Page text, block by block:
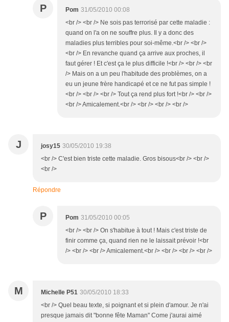
P Pom 31/05/2010 00:08
<br /> <br /> Ne sois pas terrorisé par cette maladie :
quand on l'a on ne souffre plus. Il y a donc des
maladies plus terribles pour soi-même.<br /> <br />
<br /> En revanche quand ça arrive aux proches, il
faut gérer ! Et c'est ça le plus difficile !<br /> <br /> <br
/> Mais on a un peu l'habitude des problèmes, on a
eu un jeune frère handicapé et ce ne fut pas simple !
<br /> <br /> <br /> Tout ça rend plus fort !<br /> <br />
<br /> Amicalement.<br /> <br /> <br /> <br />
J josy15 30/05/2010 19:38
<br /> C'est bien triste cette maladie. Gros bisous<br /> <br />
<br />
Répondre
P Pom 31/05/2010 00:05
<br /> <br /> On s'habitue à tout ! Mais c'est triste de
finir comme ça, quand rien ne le laissait prévoir !<br
/> <br /> <br /> Amicalement.<br /> <br /> <br /> <br />
M Michelle P51 30/05/2010 18:33
<br /> Quel beau texte, si poignant et si plein d'amour. Je n'ai
presque jamais dit "bonne fête Maman" Come j'aurai aimé